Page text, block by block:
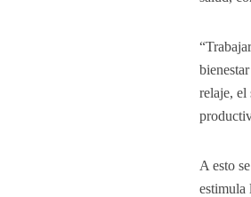
relaje, el
A esto
estimula